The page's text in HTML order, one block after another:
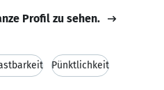
Profil zu sehen.
Pünktlichkeit